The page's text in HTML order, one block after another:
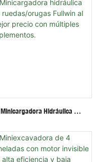
Minicargadora Hidráulica De
Mejor Precio Con Múltiples
Implementos.